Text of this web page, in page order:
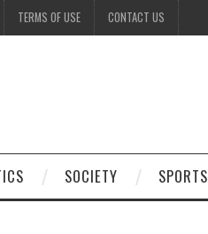
TERMS OF USE CONTACT US
SOCIETY SPORTS